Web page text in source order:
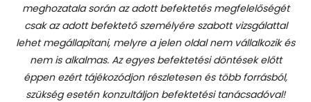
meghozatala során az adott befektetés megfelelőségét
csak az adott befektető személyére szabott vizsgálattal
lehet megállapítani, melyre a jelen oldal nem vállalkozik és
nem is alkalmas. Az egyes befektetési döntések előtt
éppen ezért tájékozódjon részletesen és több forrásból,
szükség esetén konzultáljon befektetési tanácsadóval!